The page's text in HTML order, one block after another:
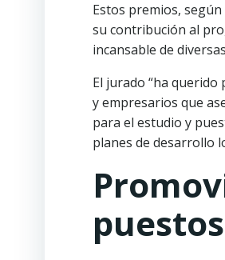
Estos premios,
su contribución al
incansable de
El jurado “ha querido
y empresarios que
para el estudio y
planes de desarrollo